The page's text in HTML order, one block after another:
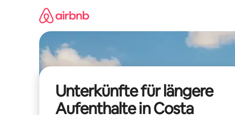
Unterkünfte für längere
Aufenthalte in Costa